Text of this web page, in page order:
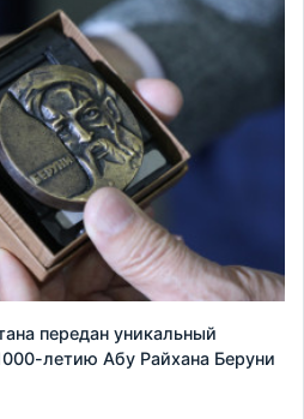
передан уникальный
летию Абу Райхана Беруни